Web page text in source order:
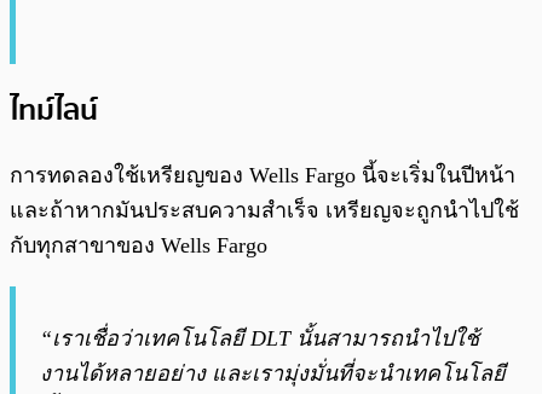
ไทม์ไลน์
การทดลองใช้เหรียญของ Wells Fargo นี้จะเริ่มในปีหน้า
และถ้าหากมันประสบความสำเร็จ เหรียญจะถูกนำไปใช้
กับทุกสาขาของ Wells Fargo
“เราเชื่อว่าเทคโนโลยี DLT นั้นสามารถนำไปใช้
งานได้หลายอย่าง และเรามุ่งมั่นที่จะนำเทคโนโลยี